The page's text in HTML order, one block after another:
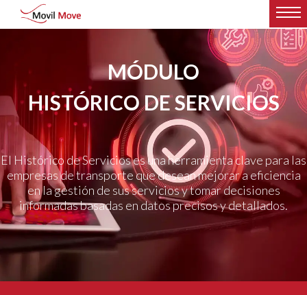
MÓDULO
HISTÓRICO DE SERVICIOS
El Histórico de Servicios es una herramienta clave para las
empresas de transporte que desean mejorar a eficiencia
en la gestión de sus servicios y tomar decisiones
informadas basadas en datos precisos y detallados.